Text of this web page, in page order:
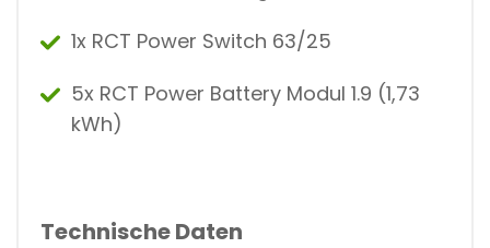
1x RCT Power Switch 63/25
5x RCT Power Battery Modul 1.9 (1,73
kWh)
Technische Daten